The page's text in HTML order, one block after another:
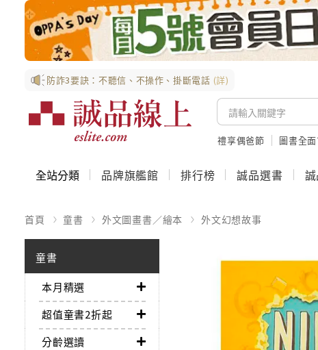
防詐3要訣：不聽信、不操作、掛斷電話 (詳)
禮享偶爸節 圖書全
全站分類 品牌旗艦館 排行榜 誠品選書
首頁 童書 外文圖畫書／繪本 外文幻想故事
童書
本月精選
超值童書2折起
分齡選讀